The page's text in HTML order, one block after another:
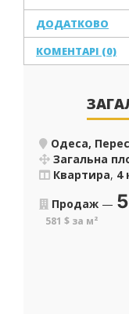
ДОДАТКОВО
КОМЕНТАРІ (0)
Одеса,
Загальна
Квартира, 4
Продаж —
581 $ за м²